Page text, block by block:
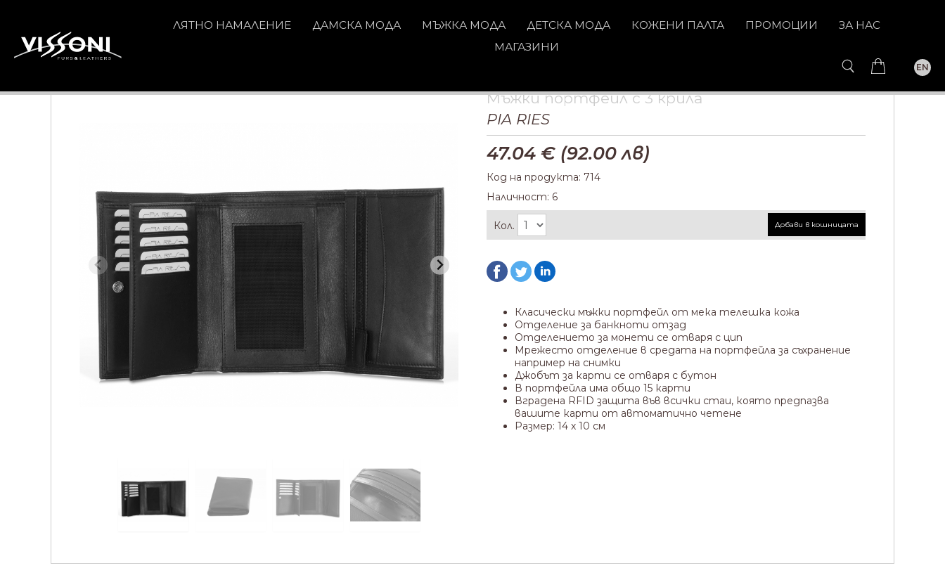
ЛЯТНО НАМАЛЕНИЕ ДАМСКА МОДА МЪЖКА МОДА ДЕТСКА МОДА КОЖЕНИ ПАЛТА ПРОМОЦИИ
ЗА НАС
МАГАЗИНИ
EN
Мъжки портфейл с 3 крила
PIA RIES
47.04 € (92.00 лв)
Код на продукта: 714
Наличност: 6
Кол. Добави в кошницата
Класически мъжки портфейл от мека телешка кожа
Отделение за банкноти отзад
Отделението за монети се отваря с цип
Мрежесто отделение в средата на портфейла за съхранение
например на снимки
Джобът за карти се отваря с бутон
В портфейла има общо 15 карти
Вградена RFID защита във всички стаи, която предпазва
вашите карти от автоматично четене
Размер: 14 х 10 см